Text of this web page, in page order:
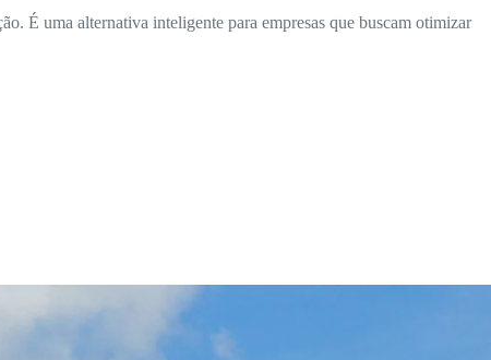
É uma alternativa inteligente para empresas que buscam otimizar